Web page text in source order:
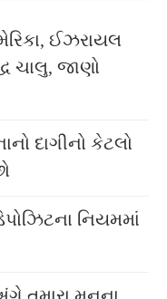
ઈઝરાયલ
ચાલુ, જાણો
દાગીનો કેટલો
નિયમમાં